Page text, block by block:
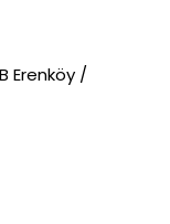
Erenköy /